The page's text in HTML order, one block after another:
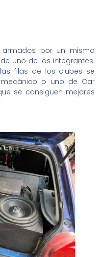
armados por un mismo
uno de los integrantes.
filas de los clubes se
o uno de Car
se consiguen mejores